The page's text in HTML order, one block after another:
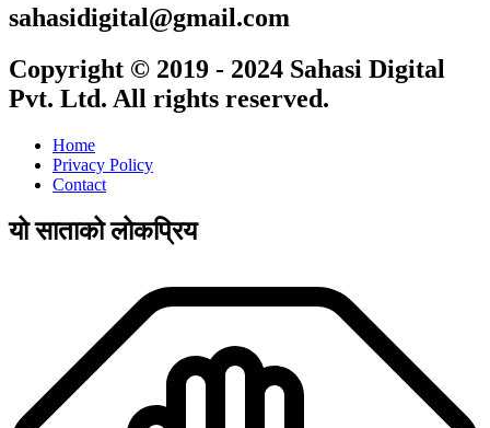
sahasidigital@gmail.com
Copyright © 2019 - 2024 Sahasi Digital
Pvt. Ltd. All rights reserved.
Home
Privacy Policy
Contact
यो साताको लोकप्रिय